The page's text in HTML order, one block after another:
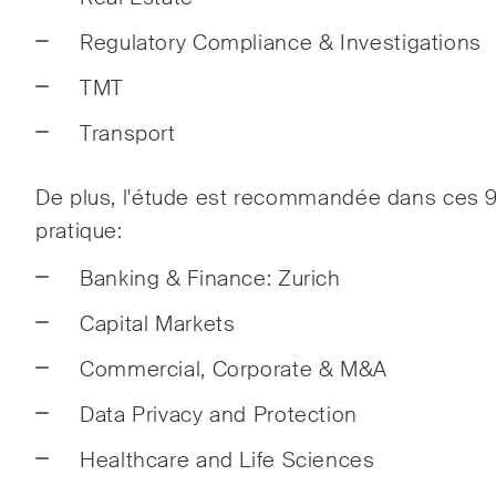
Regulatory Compliance & Investigations
TMT
Transport
De plus, l'étude est recommandée dans ces
pratique:
Banking & Finance: Zurich
Capital Markets
Commercial, Corporate & M&A
Data Privacy and Protection
Healthcare and Life Sciences
The Board's View
Analyse concise des
monde en pleine évolution de
la gouvernance d'entreprise
pour les membres des conseils
d'administration des sociétés
suisses.
de
J'ai lu et j'accepte l' avis de confidentialité*.